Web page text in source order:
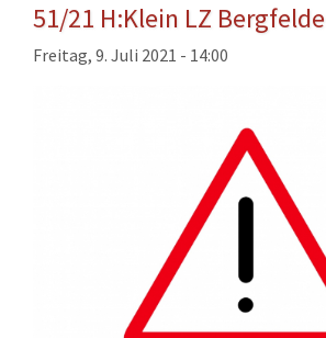
AKTUELLES
DOWNLOADS
EINSÄTZE
51/21 H:Klein LZ Bergfelde
Freitag, 9. Juli 2021 - 14:00